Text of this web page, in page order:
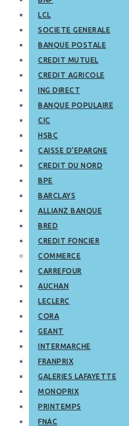
LCL
SOCIETE GENERALE
BANQUE POSTALE
CREDIT MUTUEL
CREDIT AGRICOLE
ING DIRECT
BANQUE POPULAIRE
CIC
HSBC
CAISSE D’EPARGNE
CREDIT DU NORD
BPE
BARCLAYS
ALLIANZ BANQUE
BRED
CREDIT FONCIER
COMMERCE
CARREFOUR
AUCHAN
LECLERC
CORA
GEANT
INTERMARCHE
FRANPRIX
GALERIES LAFAYETTE
MONOPRIX
PRINTEMPS
FNAC